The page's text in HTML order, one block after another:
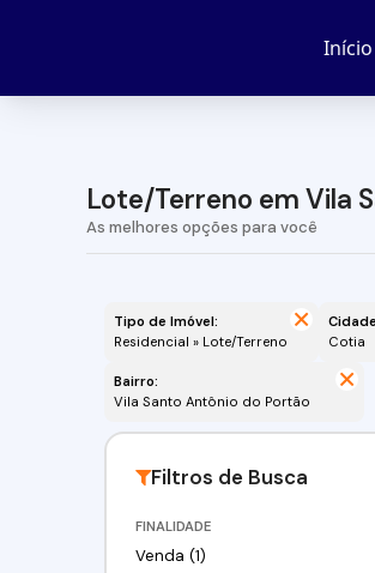
Início
Lote/Terreno em Vila
Tipo de Imóvel:
Residencial » Lote/Terreno
Cotia
Bairro:
Vila Santo Antônio do Portão
FINALIDADE
Venda (1)